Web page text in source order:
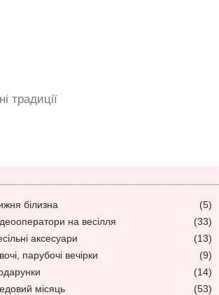
традиції
білизна
(5)
на весілля
(33)
аксесуари
(13)
парубочі вечірки
(9)
(14)
місяць (53)